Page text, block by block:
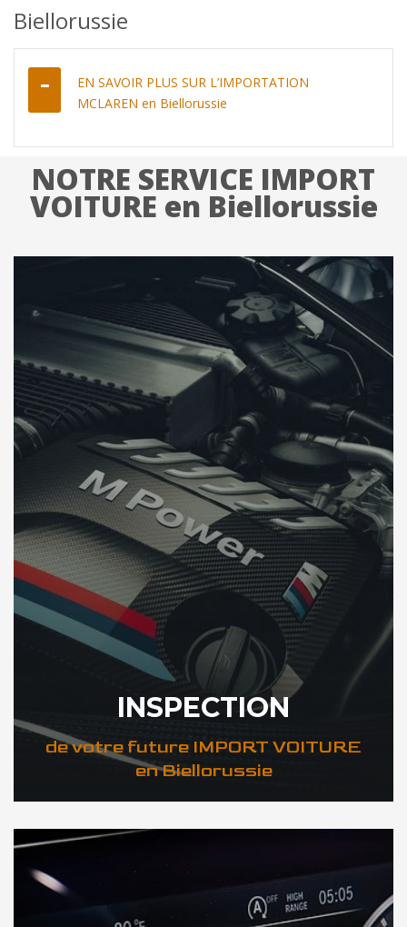
Biellorussie
EN SAVOIR PLUS SUR L’IMPORTATION
MCLAREN en Biellorussie
NOTRE SERVICE IMPORT
VOITURE en Biellorussie
INSPECTION
de votre future IMPORT VOITURE
en Biellorussie
DÉCOUVREZ VOTRE INSPECTION AUTO en Biellorussie